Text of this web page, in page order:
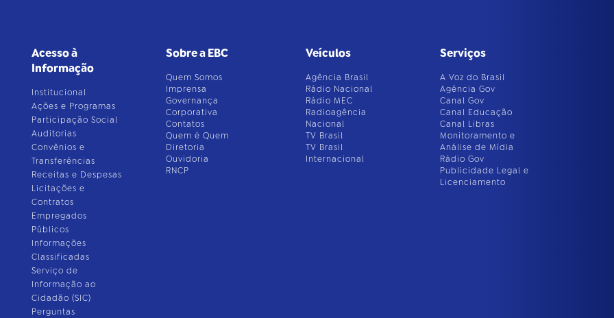
Acesso à
Informação
Institucional
Ações e Programas
Participação Social
Auditorias
Convênios e
Transferências
Receitas e Despesas
Licitações e
Contratos
Empregados
Públicos
Informações
Classificadas
Serviço de
Informação ao
Cidadão (SIC)
Perguntas
Sobre a EBC
Quem Somos
Imprensa
Governança
Corporativa
Contatos
Quem é Quem
Diretoria
Ouvidoria
RNCP
Veículos
Agência Brasil
Rádio Nacional
Rádio MEC
Radioagência
Nacional
TV Brasil
TV Brasil
Internacional
Serviços
A Voz do Brasil
Agência Gov
Canal Gov
Canal Educação
Canal Libras
Monitoramento e
Análise de Mídia
Rádio Gov
Publicidade Legal e
Licenciamento